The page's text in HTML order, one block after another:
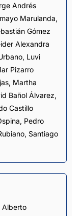
Andrés
Marulanda,
Gómez
Alexandra
, Luvi
Pizarro
, Martha
Bañol Álvarez,
Castillo
, Pedro
, Santiago